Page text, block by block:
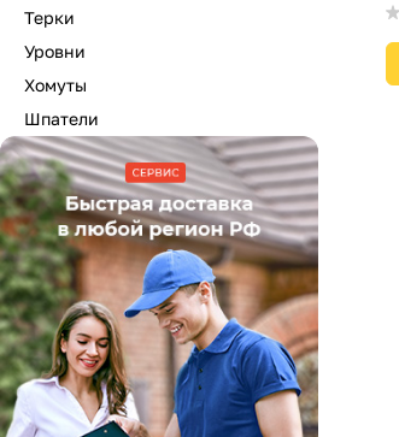
Терки
Уровни
Хомуты
Шпатели